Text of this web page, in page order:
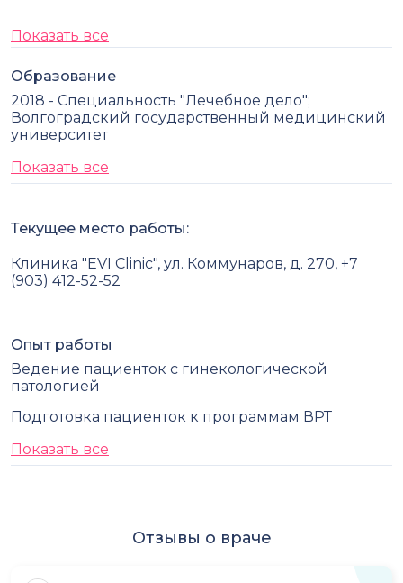
Показать все
Образование
2018 - Специальность "Лечебное дело";
Волгоградский государственный медицинский
университет
Показать все
Текущее место работы:
Клиника "EVI Clinic", ул. Коммунаров, д. 270, +7
(903) 412-52-52
Опыт работы
Ведение пациенток с гинекологической
патологией
Подготовка пациенток к программам ВРТ
Показать все
Отзывы о враче